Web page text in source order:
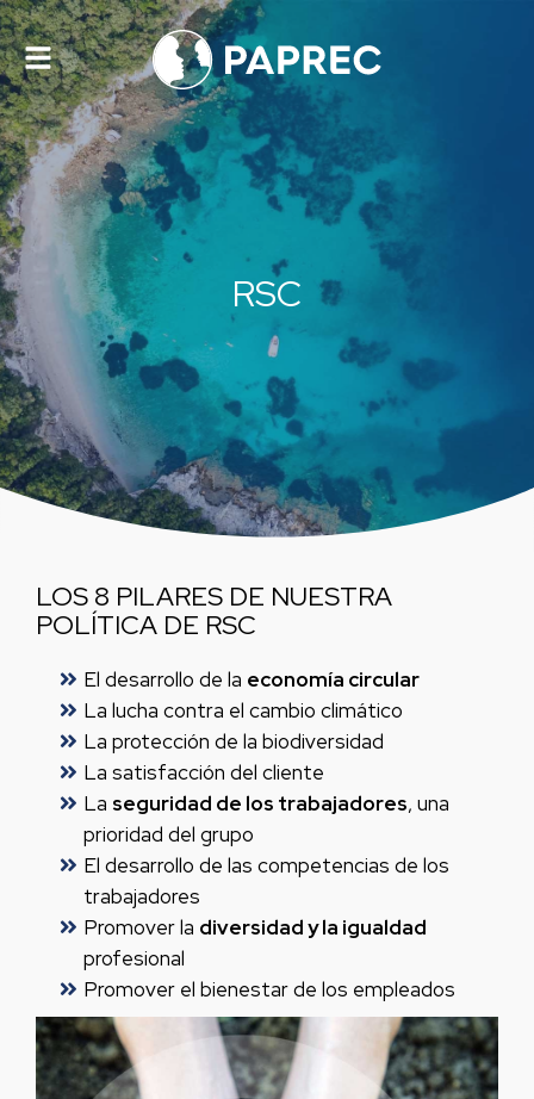
Alternar
navegación
RSC
LOS 8 PILARES DE NUESTRA
POLÍTICA DE RSC
El desarrollo de la economía circular
La lucha contra el cambio climático
La protección de la biodiversidad
La satisfacción del cliente
La seguridad de los trabajadores, una
prioridad del grupo
El desarrollo de las competencias de los
trabajadores
Promover la diversidad y la igualdad
profesional
Promover el bienestar de los empleados